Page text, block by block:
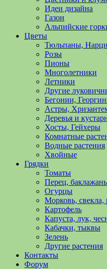
Идеи дизайна
Газон
Альпийские
Цветы
Тюльпаны,
Розы
Пионы
Многолетники
Летники
Другие
Бегонии,
Астры,
Деревья и
Хосты, Гейхеры
Комнатные
Водные растения
Хвойные
Грядки
Томаты
Перец,
Огурцы
Морковь, свекла,
Картофель
Капуста, лук,
Кабачки, тыквы
Зелень
Другие растения
Контакты
Форум